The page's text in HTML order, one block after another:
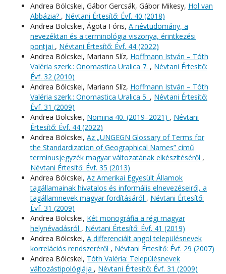
Andrea Bölcskei, Gábor Gercsák, Gábor Mikesy, Hol van
Abbázia? , Névtani Értesítő: Évf. 40 (2018)
Andrea Bölcskei, Ágota Fóris, A névtudomány, a
nevezéktan és a terminológia viszonya, érintkezési
pontjai , Névtani Értesítő: Évf. 44 (2022)
Andrea Bölcskei, Mariann Slíz, Hoffmann István – Tóth
Valéria szerk.: Onomastica Uralica 7. , Névtani Értesítő:
Évf. 32 (2010)
Andrea Bölcskei, Mariann Slíz, Hoffmann István – Tóth
Valéria szerk.: Onomastica Uralica 5. , Névtani Értesítő:
Évf. 31 (2009)
Andrea Bölcskei, Nomina 40. (2019–2021) , Névtani
Értesítő: Évf. 44 (2022)
Andrea Bölcskei, Az „UNGEGN Glossary of Terms for
the Standardization of Geographical Names” című
terminusjegyzék magyar változatának elkészítéséről ,
Névtani Értesítő: Évf. 35 (2013)
Andrea Bölcskei, Az Amerikai Egyesült Államok
tagállamainak hivatalos és informális elnevezéseiről, a
tagállamnevek magyar fordításáról , Névtani Értesítő:
Évf. 31 (2009)
Andrea Bölcskei, Két monográfia a régi magyar
helynévadásról , Névtani Értesítő: Évf. 41 (2019)
Andrea Bölcskei, A differenciált angol településnevek
korrelációs rendszeréről , Névtani Értesítő: Évf. 29 (2007)
Andrea Bölcskei, Tóth Valéria: Településnevek
változástipológiája , Névtani Értesítő: Évf. 31 (2009)